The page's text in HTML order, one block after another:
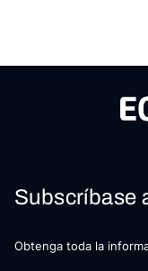
Subscríbase
Obtenga toda la